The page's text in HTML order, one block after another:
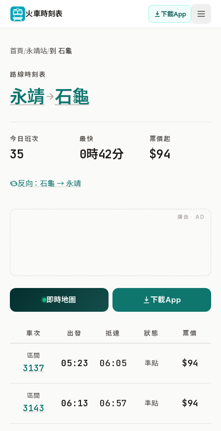
火車時刻表 下載App
首頁/永靖站/到 石龜
路線時刻表
永靖 石龜
今日班次
35
最快
0時42分
票價起
$94
反向：石龜 → 永靖
廣告 · AD
即時地圖 下載App
車次 出發 抵達 狀態 票價
區間
3137 05:23 06:05 準點 $94
區間
3143 06:13 06:57 準點 $94